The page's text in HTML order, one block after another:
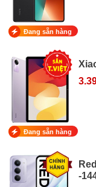
Đang sẵn hàng
Đang sẵn hàng
-